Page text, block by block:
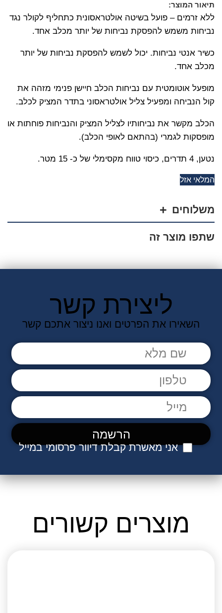
תיאור המוצר:
ללא זרמים – פועל בשיטה אולטראסונית כתחליף לקולר נגד
נביחות משמש להפסקת נביחות של יותר מכלב אחד.
כשיר אנטי נביחות. יכול לשמש להפסקת נביחות של יותר
מכלב אחד.
מופעל אוטומטית עם נביחות הכלב חיישן פנימי מזהה את
קול הנביחה ומפעיל צליל אולטראסוני בתדר המציק לכלב.
הכלב מקשר את נביחותיו לצליל המציק והנביחות פוחתות או
מופסקות לגמרי (בהתאם לאופי הכלב).
נטען, 4 תדרים, כיסוי טווח מקסימלי של כ- 15 מטר.
המלאי אזל
משלוחים
שתפו מוצר זה
ליצירת קשר
השאירו את הפרטים ואנו ניצור אתכם קשר
אני מאשרת קבלת דיוור פרסומי במייל
מוצרים קשורים